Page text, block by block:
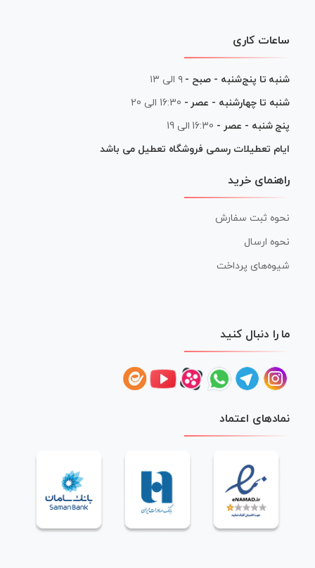
ساعات کاری
شنبه تا پنج‌شنبه - صبح - ۹ الی ۱۳
شنبه تا چهارشنبه - عصر - 16:30 الی 20
پنج شنبه - عصر - 16:30 الی 19
ایام تعطیلات رسمی فروشگاه تعطیل می باشد
راهنمای خرید
نحوه ثبت سفارش
نحوه ارسال
شیوه‌های پرداخت
ما را دنبال کنید
نمادهای اعتماد